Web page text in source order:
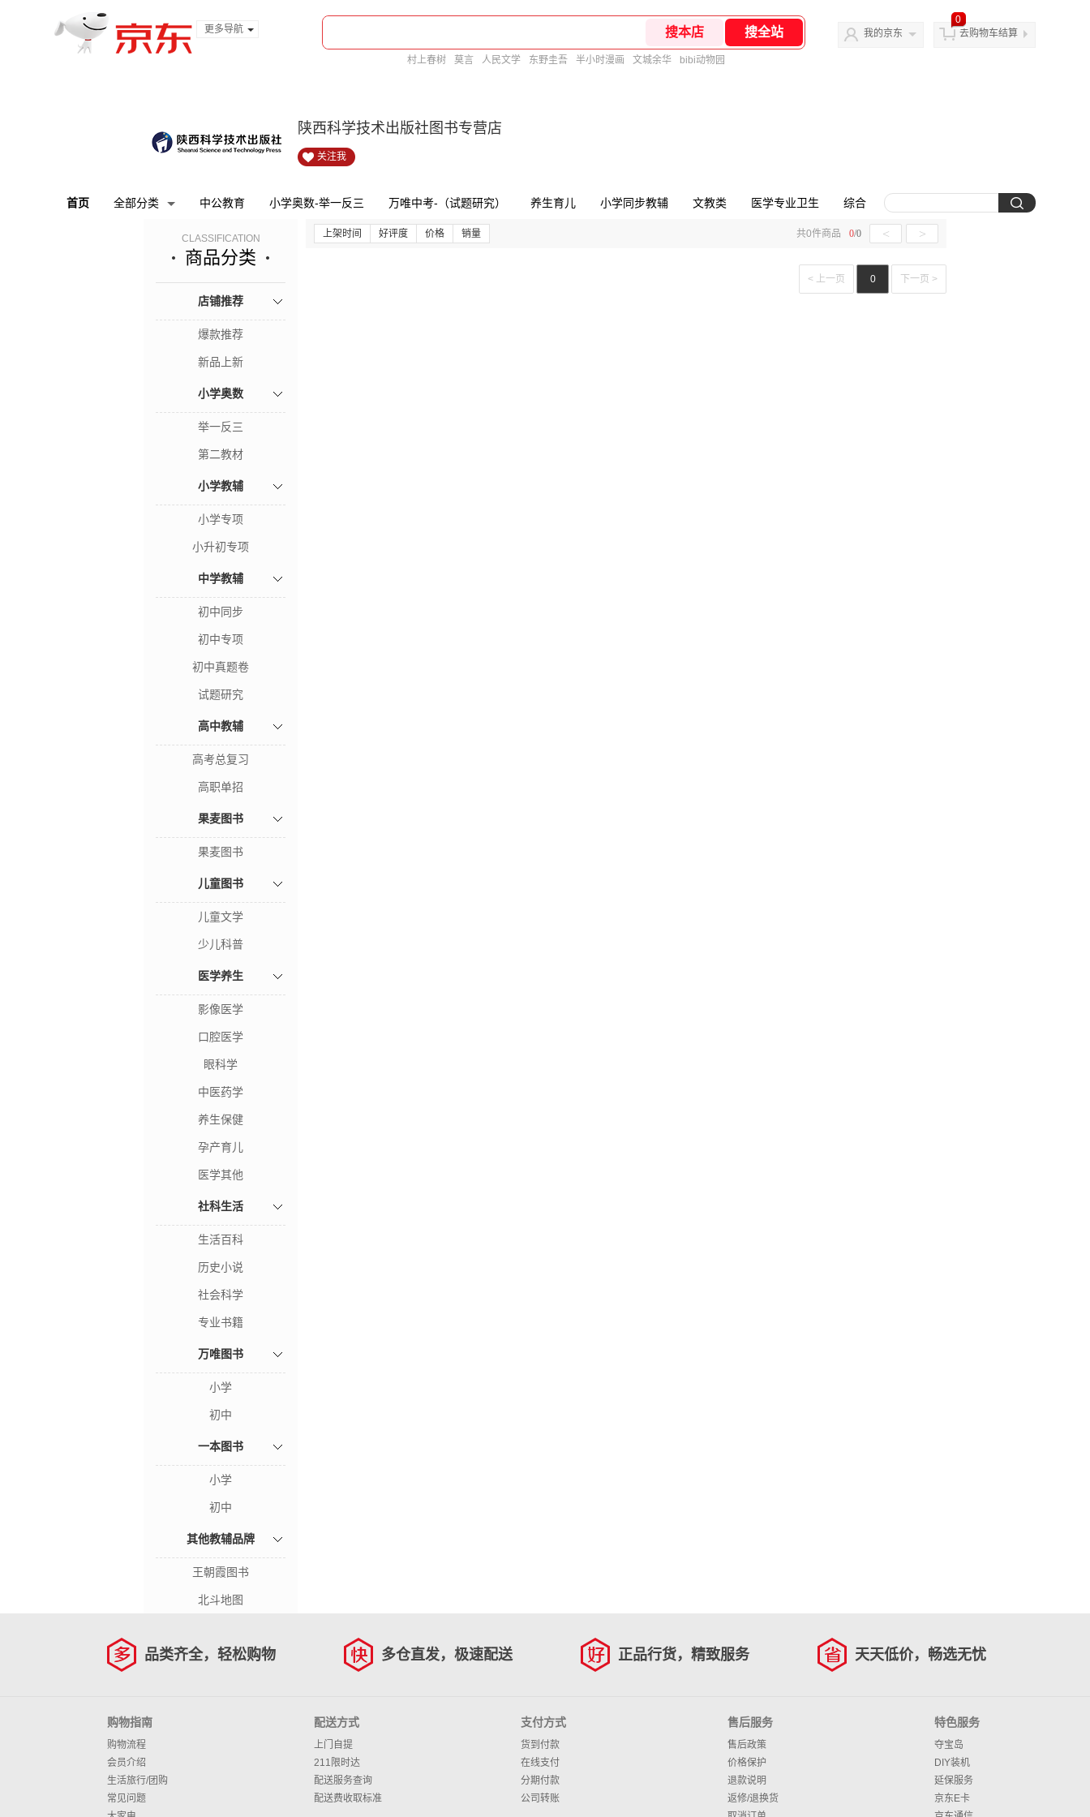
更多导航
村上春树 莫言 人民文学 东野圭吾 半小时漫画 文城余华 bibi动物园
我的京东
0
去购物车结算
陕西科学技术出版社图书专营店
关注我
首页 全部分类 中公教育 小学奥数-举一反三 万唯中考-（试题研究） 养生育儿 小学同步教辅 文教类 医学专业卫生 综合
CLASSIFICATION
商品分类
店铺推荐
爆款推荐
新品上新
小学奥数
举一反三
第二教材
小学教辅
小学专项
小升初专项
中学教辅
初中同步
初中专项
初中真题卷
试题研究
高中教辅
高考总复习
高职单招
果麦图书
果麦图书
儿童图书
儿童文学
少儿科普
医学养生
影像医学
口腔医学
眼科学
中医药学
养生保健
孕产育儿
医学其他
社科生活
生活百科
历史小说
社会科学
专业书籍
万唯图书
小学
初中
一本图书
小学
初中
其他教辅品牌
王朝霞图书
北斗地图
上架时间 好评度 价格 销量 0/0 < >
共0件商品
< 上一页 0 下一页 >
品类齐全，轻松购物 多仓直发，极速配送 正品行货，精致服务 天天低价，畅选无忧
购物指南
购物流程
会员介绍
生活旅行/团购
常见问题
配送方式
上门自提
211限时达
配送服务查询
配送费收取标准
支付方式
货到付款
在线支付
分期付款
公司转账
售后服务
售后政策
价格保护
退款说明
返修/退换货
特色服务
夺宝岛
DIY装机
延保服务
京东E卡